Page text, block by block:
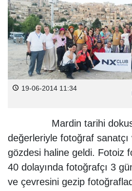
19-06-2014 11:34
Mardin tarihi dokusu
değerleriyle fotoğraf sanatçı
gözdesi haline geldi. Fotoiz
40 dolayında fotoğrafçı 3
ve çevresini gezip